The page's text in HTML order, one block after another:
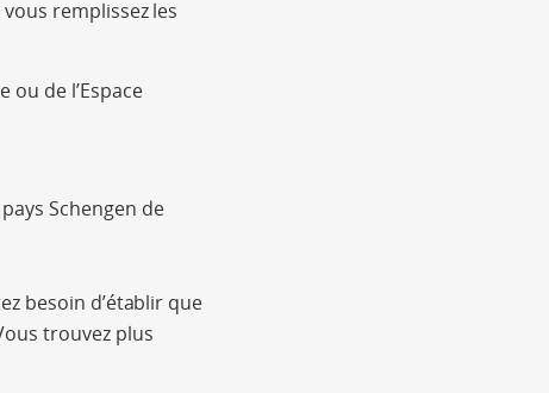
remplissez les
de l’Espace
Schengen de
besoin d’établir que
trouvez plus